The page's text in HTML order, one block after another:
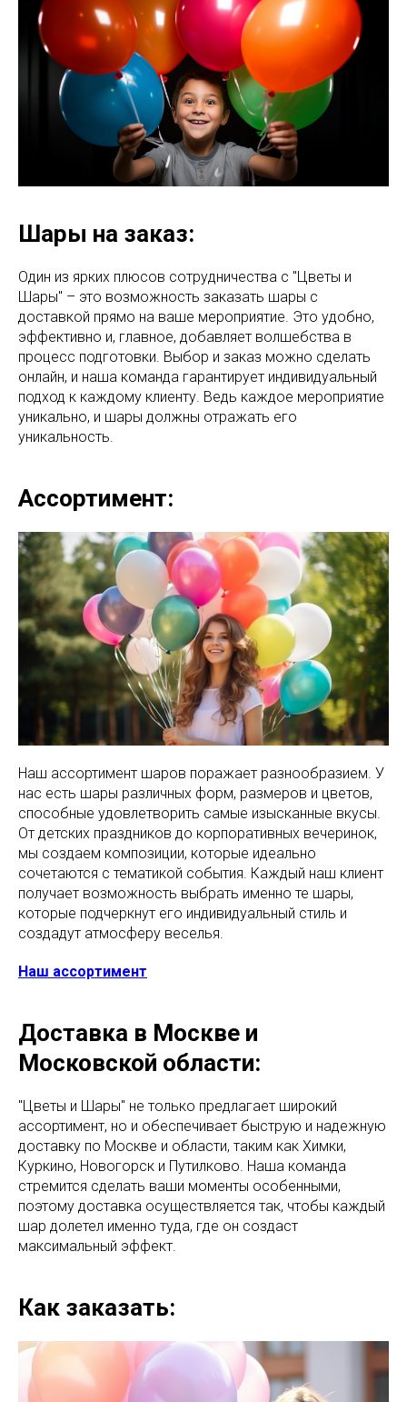
Шары на заказ:
Один из ярких плюсов сотрудничества с "Цветы и
Шары" – это возможность заказать шары с
доставкой прямо на ваше мероприятие. Это удобно,
эффективно и, главное, добавляет волшебства в
процесс подготовки. Выбор и заказ можно сделать
онлайн, и наша команда гарантирует индивидуальный
подход к каждому клиенту. Ведь каждое мероприятие
уникально, и шары должны отражать его
уникальность.
Ассортимент:
Наш ассортимент шаров поражает разнообразием. У
нас есть шары различных форм, размеров и цветов,
способные удовлетворить самые изысканные вкусы.
От детских праздников до корпоративных вечеринок,
мы создаем композиции, которые идеально
сочетаются с тематикой события. Каждый наш клиент
получает возможность выбрать именно те шары,
которые подчеркнут его индивидуальный стиль и
создадут атмосферу веселья.
Наш ассортимент
Доставка в Москве и
Московской области:
"Цветы и Шары" не только предлагает широкий
ассортимент, но и обеспечивает быструю и надежную
доставку по Москве и области, таким как Химки,
Куркино, Новогорск и Путилково. Наша команда
стремится сделать ваши моменты особенными,
поэтому доставка осуществляется так, чтобы каждый
шар долетел именно туда, где он создаст
максимальный эффект.
Как заказать: